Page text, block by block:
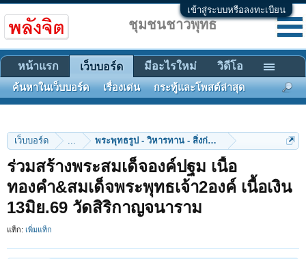
เข้าสู่ระบบหรือลงทะเบียน
เว็บบอร์ด ... พระพุทธรูป - วิหารทาน - สิ่งก่อสร้าง
ร่วมสร้างพระสมเด็จองค์ปฐม เนื้อ
ทองคำ&สมเด็จพระพุทธเจ้า2องค์ เนื้อเงิน
13มิย.69 วัดสิริกาญจนาราม
แท็ก: เพิ่มแท็ก
ชุมชนชาวพุทธ
หน้าแรก เว็บบอร์ด
ค้นหาในเว็บบอร์ด เรื่องเด่น กระทู้และโพสต์ล่าสุด
มีอะไรใหม่ วิดีโอ